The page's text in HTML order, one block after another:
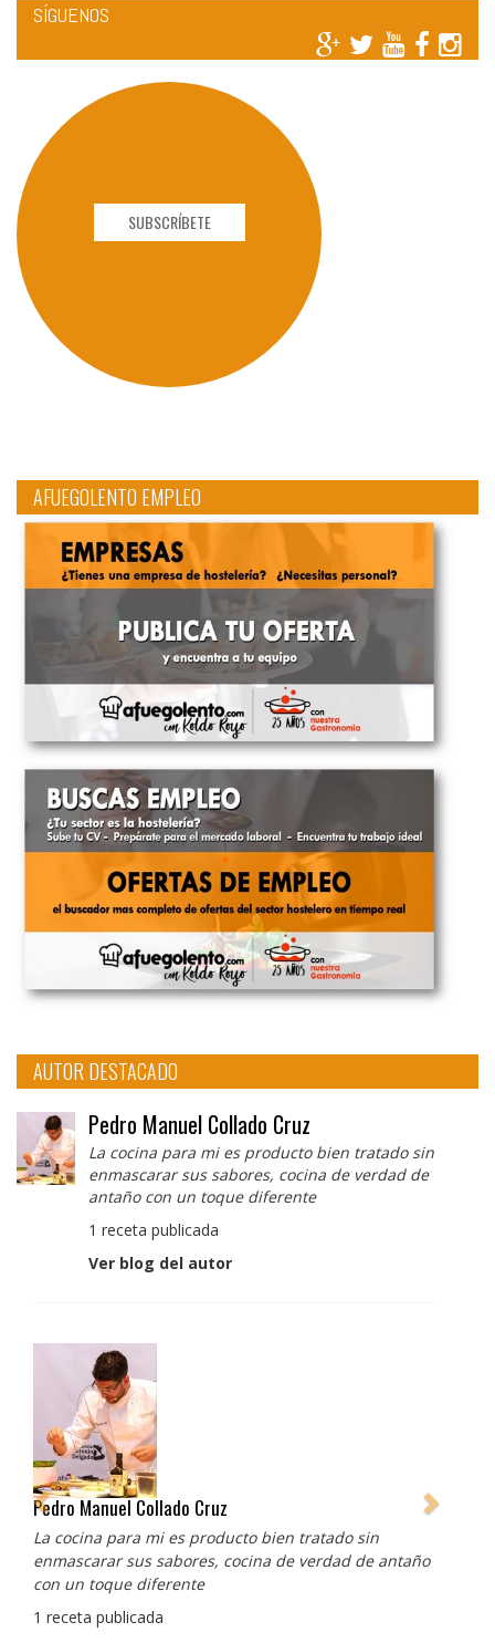
SÍGUENOS
SUBSCRÍBETE
AFUEGOLENTO EMPLEO
AUTOR DESTACADO
Pedro Manuel Collado Cruz
La cocina para mi es producto bien tratado sin
enmascarar sus sabores, cocina de verdad de
antaño con un toque diferente
1 receta publicada
Ver blog del autor
Albert Adrià
Redes sociales:
https://www.instagram.com/enigma_albertadria/
https://www.instagram.com/albertadriaprojects/
3 recetas publicadas